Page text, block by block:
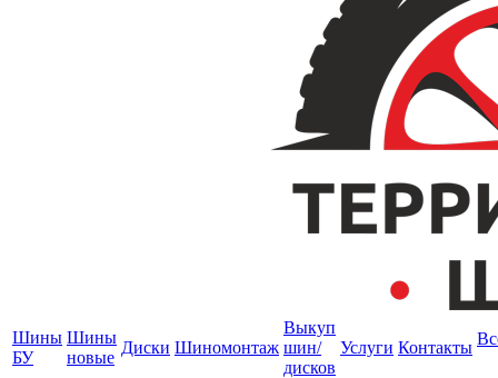
Шины
БУ
Шины
новые
Диски Шиномонтаж
Выкуп
шин/
дисков
Услуги Контакты